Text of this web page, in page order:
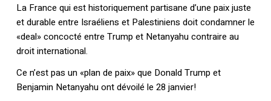
La France qui est historiquement partisane d’une paix juste
et durable entre Israéliens et Palestiniens doit condamner le
«deal» concocté entre Trump et Netanyahu contraire au
droit international.
Ce n’est pas un «plan de paix» que Donald Trump et
Benjamin Netanyahu ont dévoilé le 28 janvier!